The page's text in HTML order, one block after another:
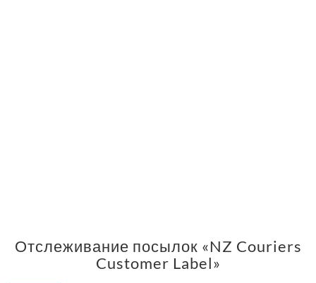
Отслеживание посылок «NZ Couriers
Customer Label»